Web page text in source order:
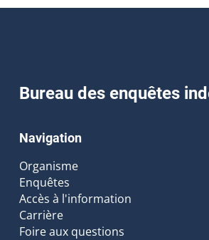
Bureau des enquêtes
Navigation
Organisme
Enquêtes
Accès à l'information
Carrière
Foire aux questions